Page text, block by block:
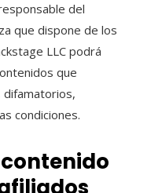
del
que dispone de los
LLC podrá
que
difamatorios,
condiciones.